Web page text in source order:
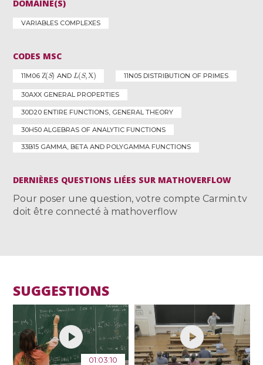
DOMAINE(S)
VARIABLES COMPLEXES
CODES MSC
11M06Ζ( S AND L(S, Χ) 11N05 DISTRIBUTION OF PRIMES
30AXX GENERAL PROPERTIES
30D20 ENTIRE FUNCTIONS, GENERAL THEORY
30H50 ALGEBRAS OF ANALYTIC FUNCTIONS
33B15 GAMMA, BETA AND POLYGAMMA FUNCTIONS
DERNIÈRES QUESTIONS LIÉES SUR MATHOVERFLOW
Pour poser une question, votre compte Carmin.tv
doit être connecté à mathoverflow
SUGGESTIONS
01:03:10